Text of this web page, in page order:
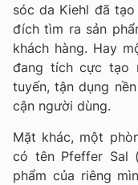
sóc da Kiehl đã
đích tìm ra sản
khách hàng. Hay
đang tích cực tạo
tuyến, tận dụng
cận người dùng.
Mặt khác, một
có tên Pfeffer Sal
phẩm của riêng